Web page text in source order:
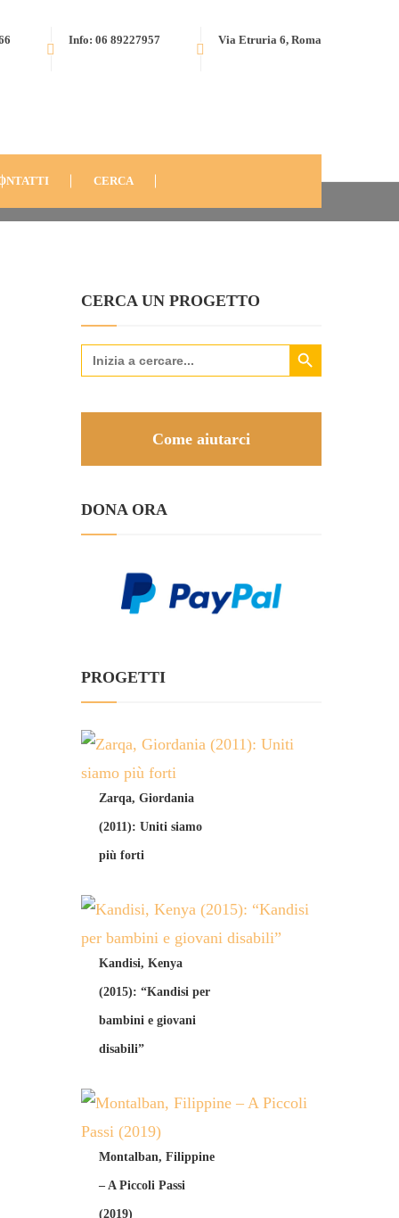
Via Etruria 6, Roma
Info: 06 89227957
CERCA
CERCA UN PROGETTO
Search
for:
Search Button
Come aiutarci
DONA ORA
PROGETTI
Zarqa, Giordania
(2011): Uniti siamo
più forti
Kandisi, Kenya
(2015): “Kandisi per
bambini e giovani
disabili”
Montalban, Filippine
– A Piccoli Passi
(2019)